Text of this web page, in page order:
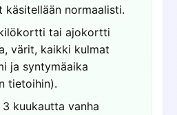
käsitellään normaalisti.
tai ajokortti
värit, kaikki kulmat
ja syntymäaika
tietoihin).
3 kuukautta vanha